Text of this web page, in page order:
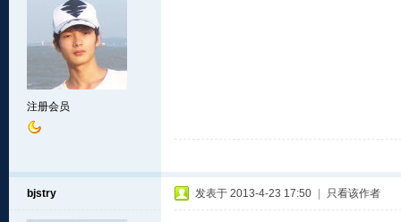
注册会员
bjstry 发表于 2013-4-23 17:50 只看该作者